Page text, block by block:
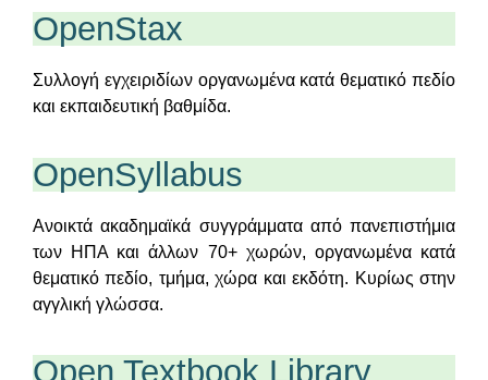
OpenStax
Συλλογή εγχειριδίων οργανωμένα κατά θεματικό πεδίο
και εκπαιδευτική βαθμίδα.
OpenSyllabus
Ανοικτά ακαδημαϊκά συγγράμματα από πανεπιστήμια
των ΗΠΑ και άλλων 70+ χωρών, οργανωμένα κατά
θεματικό πεδίο, τμήμα, χώρα και εκδότη. Κυρίως στην
αγγλική γλώσσα.
Open Textbook Library